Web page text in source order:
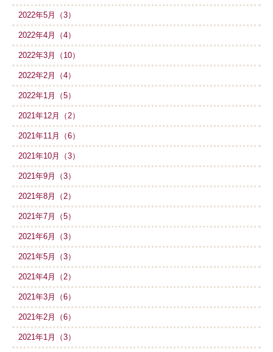
2022年5月（3）
2022年4月（4）
2022年3月（10）
2022年2月（4）
2022年1月（5）
2021年12月（2）
2021年11月（6）
2021年10月（3）
2021年9月（3）
2021年8月（2）
2021年7月（5）
2021年6月（3）
2021年5月（3）
2021年4月（2）
2021年3月（6）
2021年2月（6）
2021年1月（3）